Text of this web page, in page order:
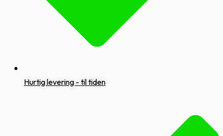
Hurtig levering - til tiden